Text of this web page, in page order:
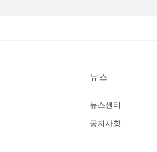
뉴스
뉴스센터
공지사항